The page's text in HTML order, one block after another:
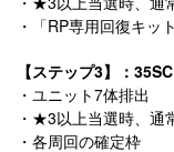
・「RP専用回復キッ
【ステップ3】：
・ユニット7体排出
・★3以上当選時、通
・各周回の確定枠